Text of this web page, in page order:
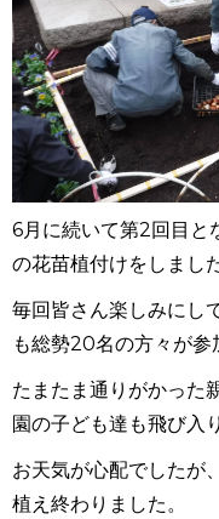
6月に続いて第2回目と
の花苗植付けをしました
毎回皆さん楽しみにし
も総勢20名の方々が参
たまたま通りがかった
園の子ども達も飛び入
お天気が心配でしたが
植え終わりました。